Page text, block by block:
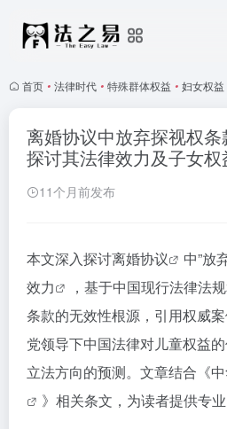
首页 • 法律时代 • 特殊群体权益 • 妇女权益
离婚协议中放弃探视权
探讨其法律效力及子女权
11个月前发布
本文深入探讨离婚协议 中”放
效力
，基于中国现行法律法
条款的无效性根源，引用权威
党领导下中国法律对儿童权益
立法方向的预测。文章结合《
》相关条文，为读者提供专业